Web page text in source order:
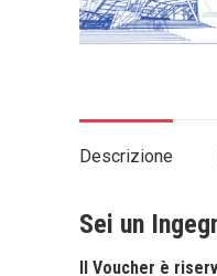
Descrizione
Sei un
Il Voucher è